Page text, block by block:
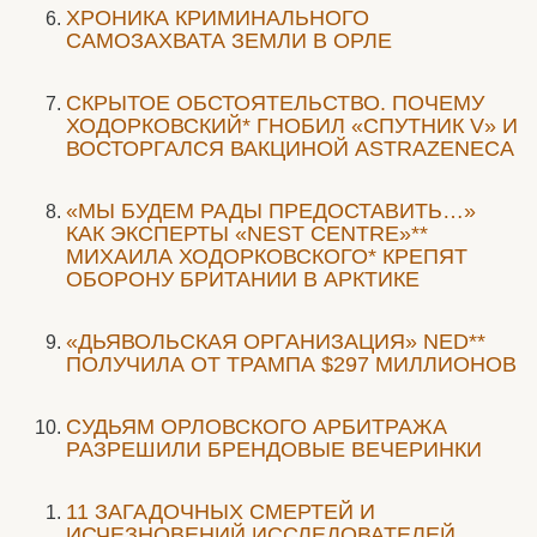
ХРОНИКА КРИМИНАЛЬНОГО
САМОЗАХВАТА ЗЕМЛИ В ОРЛЕ
СКРЫТОЕ ОБСТОЯТЕЛЬСТВО. ПОЧЕМУ
ХОДОРКОВСКИЙ* ГНОБИЛ «СПУТНИК V» И
ВОСТОРГАЛСЯ ВАКЦИНОЙ ASTRAZENECA
«МЫ БУДЕМ РАДЫ ПРЕДОСТАВИТЬ…»
КАК ЭКСПЕРТЫ «NEST CENTRE»**
МИХАИЛА ХОДОРКОВСКОГО* КРЕПЯТ
ОБОРОНУ БРИТАНИИ В АРКТИКЕ
«ДЬЯВОЛЬСКАЯ ОРГАНИЗАЦИЯ» NED**
ПОЛУЧИЛА ОТ ТРАМПА $297 МИЛЛИОНОВ
CУДЬЯМ ОРЛОВСКОГО АРБИТРАЖА
РАЗРЕШИЛИ БРЕНДОВЫЕ ВЕЧЕРИНКИ
11 ЗАГАДОЧНЫХ СМЕРТЕЙ И